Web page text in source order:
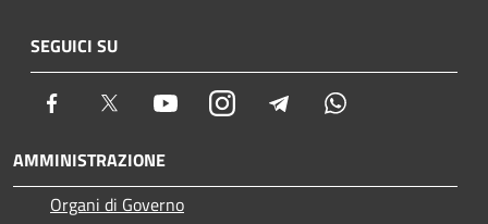
SEGUICI SU
Facebook Twitter YoutubeInstagram Telegram
AMMINISTRAZIONE
Organi di Governo